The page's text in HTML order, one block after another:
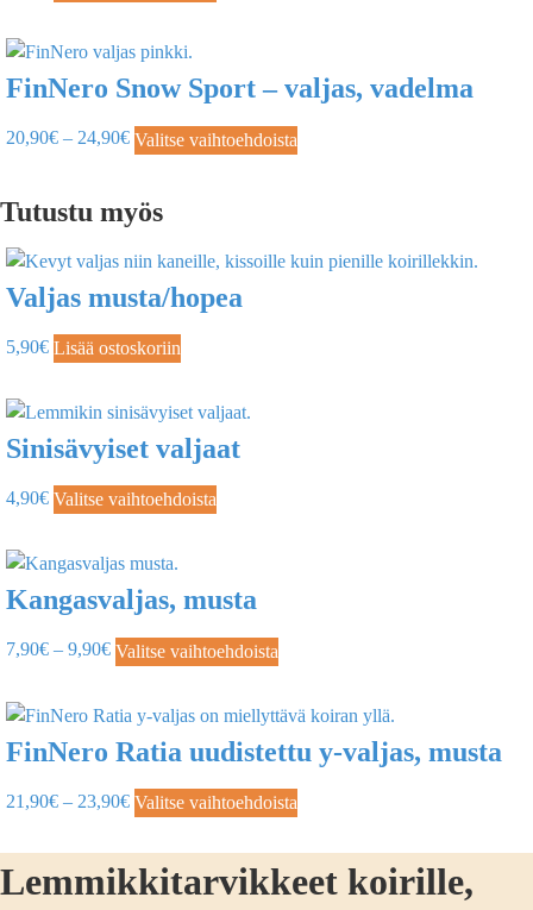
FinNero Snow Sport – valjas, vadelma
20,90€ – 24,90€ Valitse vaihtoehdoista
Tutustu myös
Valjas musta/hopea
5,90€ Lisää ostoskoriin
Sinisävyiset valjaat
4,90€ Valitse vaihtoehdoista
Kangasvaljas, musta
7,90€ – 9,90€ Valitse vaihtoehdoista
FinNero Ratia uudistettu y-valjas, musta
21,90€ – 23,90€ Valitse vaihtoehdoista
Lemmikkitarvikkeet koirille,